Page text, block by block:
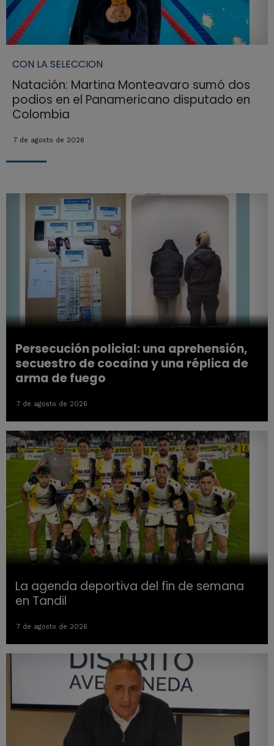
CON LA SELECCION
Natación: Martina Monteavaro sumó dos
podios en el Panamericano disputado en
Colombia
7 de agosto de 2026
Persecución policial: una aprehensión,
secuestro de cocaína y una réplica de
arma de fuego
7 de agosto de 2026
La agenda deportiva del fin de semana
en Tandil
7 de agosto de 2026